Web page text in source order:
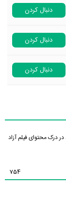
دنبال کردن
دنبال کردن
دنبال کردن
درک محتوای فیلم آزاد
754